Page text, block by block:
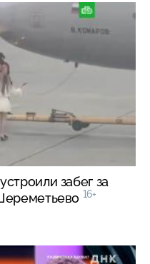
забег за
16+